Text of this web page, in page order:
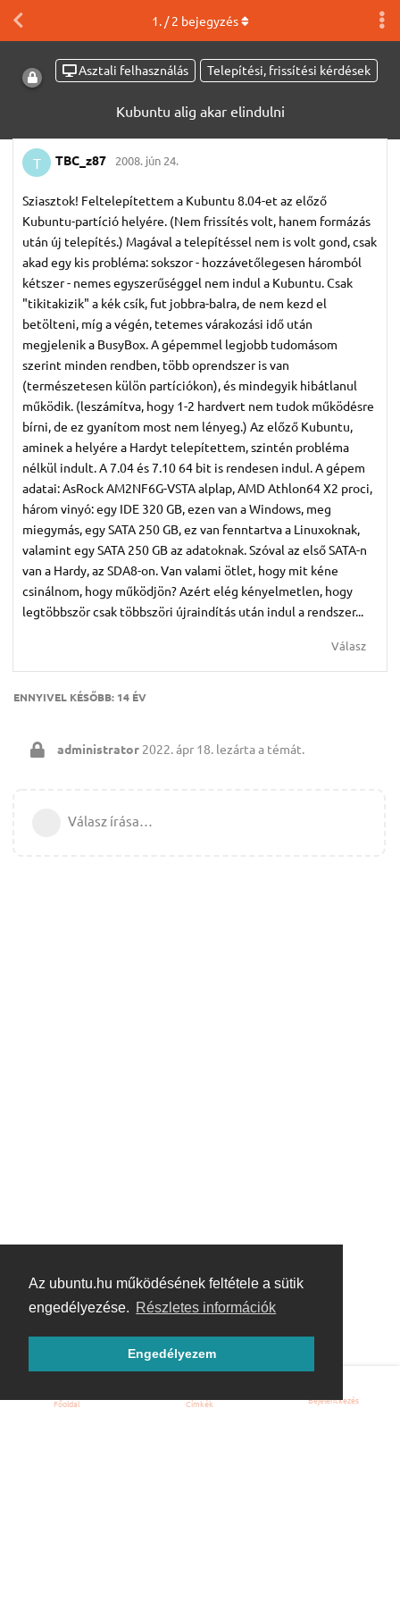
Az ubuntu.hu működésének feltétele a sütik
engedélyezése. Részletes információk
Engedélyezem
Asztali felhasználás Telepítési, frissítési kérdések
Kubuntu alig akar elindulni
1. /2 bejegyzés
T TBC_z87 2008. jún 24.
Sziasztok! Feltelepítettem a Kubuntu 8.04-et az előző
Kubuntu-partíció helyére. (Nem frissítés volt, hanem formázás
után új telepítés.) Magával a telepítéssel nem is volt gond, csak
akad egy kis probléma: sokszor - hozzávetőlegesen háromból
kétszer - nemes egyszerűséggel nem indul a Kubuntu. Csak
"tikitakizik" a kék csík, fut jobbra-balra, de nem kezd el
betölteni, míg a végén, tetemes várakozási idő után
megjelenik a BusyBox. A gépemmel legjobb tudomásom
szerint minden rendben, több oprendszer is van
(természetesen külön partíciókon), és mindegyik hibátlanul
működik. (leszámítva, hogy 1-2 hardvert nem tudok működésre
bírni, de ez gyanítom most nem lényeg.) Az előző Kubuntu,
aminek a helyére a Hardyt telepítettem, szintén probléma
nélkül indult. A 7.04 és 7.10 64 bit is rendesen indul. A gépem
adatai: AsRock AM2NF6G-VSTA alplap, AMD Athlon64 X2 proci,
három vinyó: egy IDE 320 GB, ezen van a Windows, meg
miegymás, egy SATA 250 GB, ez van fenntartva a Linuxoknak,
valamint egy SATA 250 GB az adatoknak. Szóval az első SATA-n
van a Hardy, az SDA8-on. Van valami ötlet, hogy mit kéne
csinálnom, hogy működjön? Azért elég kényelmetlen, hogy
legtöbbször csak többszöri újraindítás után indul a rendszer...
Válasz
ENNYIVEL KÉSŐBB: 14 ÉV
administrator 2022. ápr 18. lezárta a témát.
Válasz írása…
Főoldal Címkék Bejelentkezés